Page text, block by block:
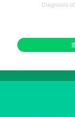
Diagnosis